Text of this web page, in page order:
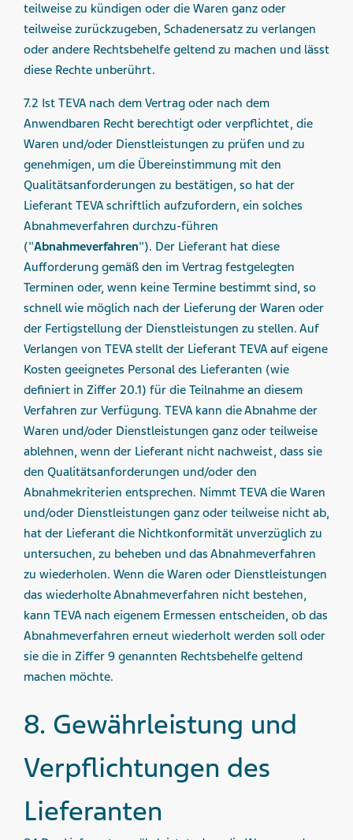
teilweise zu kündigen oder die Waren ganz oder
teilweise zurückzugeben, Schadenersatz zu verlangen
oder andere Rechtsbehelfe geltend zu machen und lässt
diese Rechte unberührt.
7.2 Ist TEVA nach dem Vertrag oder nach dem
Anwendbaren Recht berechtigt oder verpflichtet, die
Waren und/oder Dienstleistungen zu prüfen und zu
genehmigen, um die Übereinstimmung mit den
Qualitätsanforderungen zu bestätigen, so hat der
Lieferant TEVA schriftlich aufzufordern, ein solches
Abnahmeverfahren durchzu-führen
("Abnahmeverfahren"). Der Lieferant hat diese
Aufforderung gemäß den im Vertrag festgelegten
Terminen oder, wenn keine Termine bestimmt sind, so
schnell wie möglich nach der Lieferung der Waren oder
der Fertigstellung der Dienstleistungen zu stellen. Auf
Verlangen von TEVA stellt der Lieferant TEVA auf eigene
Kosten geeignetes Personal des Lieferanten (wie
definiert in Ziffer 20.1) für die Teilnahme an diesem
Verfahren zur Verfügung. TEVA kann die Abnahme der
Waren und/oder Dienstleistungen ganz oder teilweise
ablehnen, wenn der Lieferant nicht nachweist, dass sie
den Qualitätsanforderungen und/oder den
Abnahmekriterien entsprechen. Nimmt TEVA die Waren
und/oder Dienstleistungen ganz oder teilweise nicht ab,
hat der Lieferant die Nichtkonformität unverzüglich zu
untersuchen, zu beheben und das Abnahmeverfahren
zu wiederholen. Wenn die Waren oder Dienstleistungen
das wiederholte Abnahmeverfahren nicht bestehen,
kann TEVA nach eigenem Ermessen entscheiden, ob das
Abnahmeverfahren erneut wiederholt werden soll oder
sie die in Ziffer 9 genannten Rechtsbehelfe geltend
machen möchte.
8. Gewährleistung und
Verpflichtungen des
Lieferanten